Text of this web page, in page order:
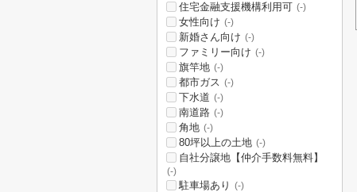
住宅金融支援機構利用可 (-)
女性向け (-)
新婚さん向け (-)
ファミリー向け (-)
旗竿地 (-)
都市ガス (-)
下水道 (-)
南道路 (-)
角地 (-)
80坪以上の土地 (-)
自社分譲地【仲介手数料無料】
(-)
駐車場あり (-)